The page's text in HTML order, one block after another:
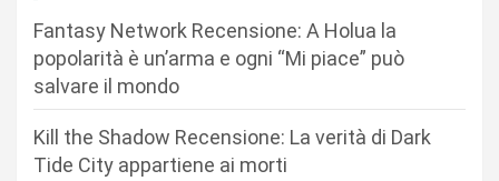
Fantasy Network Recensione: A Holua la
popolarità è un’arma e ogni “Mi piace” può
salvare il mondo
Kill the Shadow Recensione: La verità di Dark
Tide City appartiene ai morti